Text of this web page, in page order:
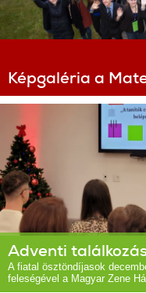
Képgaléria a
Adventi
A fiatal ösztöndíjasok
feleségével a Magyar Zene